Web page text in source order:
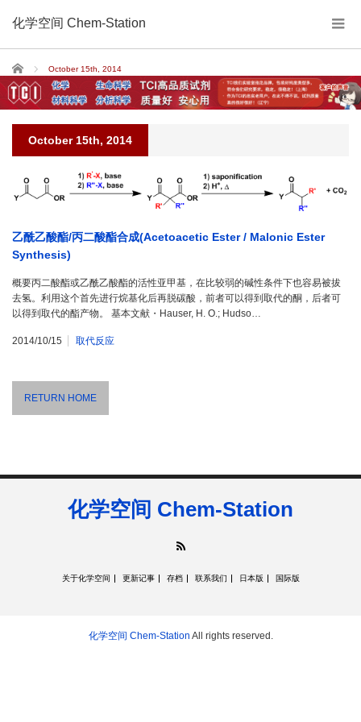
化学空间 Chem-Station
Home October 15th, 2014
October 15th, 2014
乙酰乙酸酯/丙二酸酯合成(Acetoacetic Ester / Malonic Ester
Synthesis)
概要丙二酸酯或乙酰乙酸酯的活性亚甲基，在比较弱的碱性条件下也容易被拔
去氢。利用这个首先进行烷基化后再脱碳酸，前者可以得到取代的酮，后者可
以得到取代的酯产物。 基本文献・Hauser, H. O.; Hudso…
2014/10/15 取代反应
RETURN HOME
化学空间 Chem-Station
关于化学空间 更新记事 存档 联系我们 日本版 国际版
化学空间 Chem-Station All rights reserved.